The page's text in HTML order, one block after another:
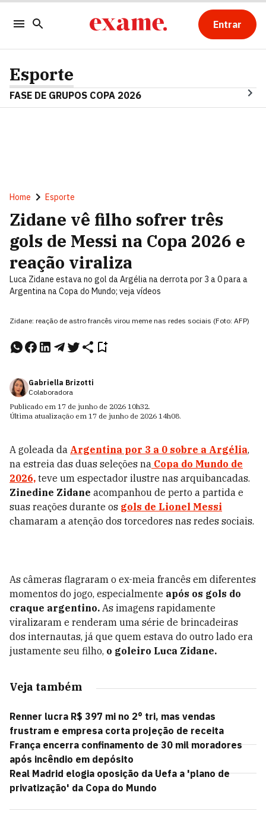
Entrar
Esporte
FASE DE GRUPOS COPA 2026
Home Esporte
Zidane vê filho sofrer três
gols de Messi na Copa 2026 e
reação viraliza
Luca Zidane estava no gol da Argélia na derrota por 3 a 0 para a
Argentina na Copa do Mundo; veja vídeos
Zidane: reação de astro francês virou meme nas redes sociais (Foto: AFP)
Gabriella Brizotti
Colaboradora
Publicado em 17 de junho de 2026 10h32.
Última atualização em 17 de junho de 2026 14h08.
A goleada da Argentina por 3 a 0 sobre a Argélia,
na estreia das duas seleções na Copa do Mundo de
2026, teve um espectador ilustre nas arquibancadas.
Zinedine Zidane acompanhou de perto a partida e
suas reações durante os gols de Lionel Messi
chamaram a atenção dos torcedores nas redes sociais.
As câmeras flagraram o ex-meia francês em diferentes
momentos do jogo, especialmente após os gols do
craque argentino. As imagens rapidamente
viralizaram e renderam uma série de brincadeiras
dos internautas, já que quem estava do outro lado era
justamente seu filho, o goleiro Luca Zidane.
Veja também
Renner lucra R$ 397 mi no 2° tri, mas vendas
frustram e empresa corta projeção de receita
França encerra confinamento de 30 mil moradores
após incêndio em depósito
Real Madrid elogia oposição da Uefa a 'plano de
privatização' da Copa do Mundo